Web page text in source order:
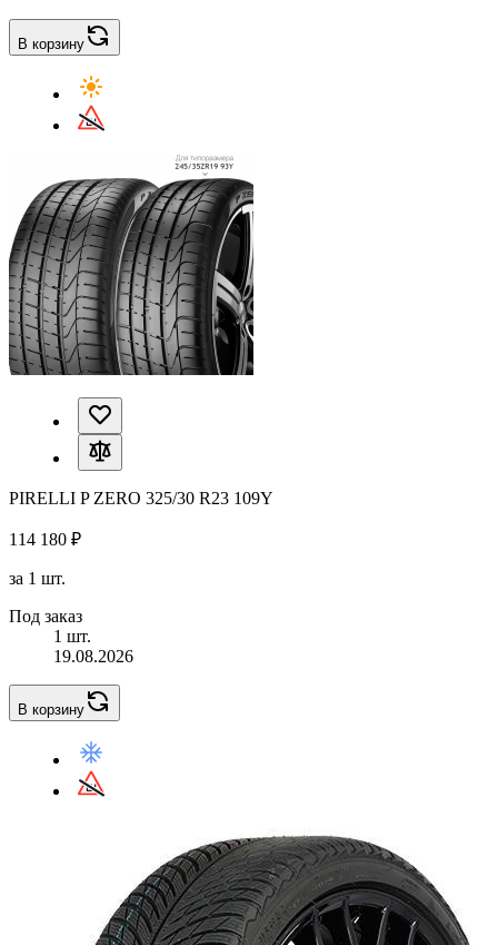
В корзину
PIRELLI P ZERO 325/30 R23 109Y
114 180 ₽
за 1 шт.
Под заказ
1 шт.
19.08.2026
В корзину